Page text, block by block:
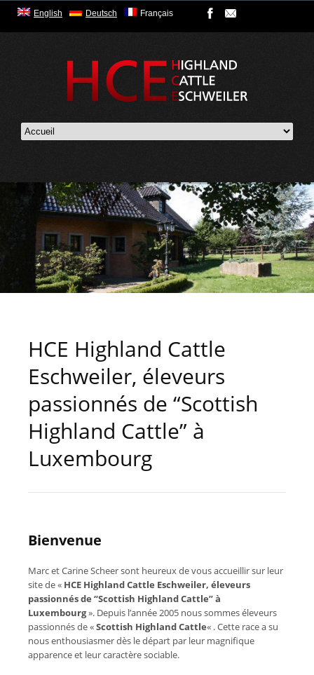
English Deutsch Français
HCE Highland Cattle
Eschweiler, éleveurs
passionnés de “Scottish
Highland Cattle” à
Luxembourg
Bienvenue
Marc et Carine Scheer sont heureux de vous accueillir sur leur
site de « HCE Highland Cattle Eschweiler, éleveurs
passionnés de “Scottish Highland Cattle” à
Luxembourg». Depuis l’année 2005 nous sommes éleveurs
passionnés de «Scottish Highland Cattle« . Cette race a su
nous enthousiasmer dès le départ par leur magnifique
apparence et leur caractère sociable.